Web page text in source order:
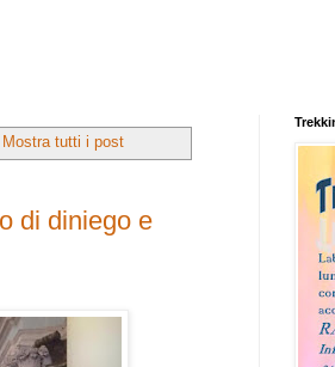
Mostra tutti i post
di diniego e